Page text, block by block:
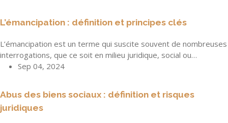
L’émancipation : définition et principes clés
L’émancipation est un terme qui suscite souvent de nombreuses
interrogations, que ce soit en milieu juridique, social ou…
Sep 04, 2024
Abus des biens sociaux : définition et risques
juridiques